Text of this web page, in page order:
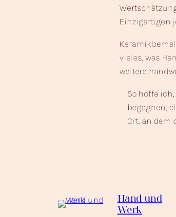
Einzigartigen
vieles, was
weitere
So hoffe
begegnen,
Ort, an dem
Hand und
Werk